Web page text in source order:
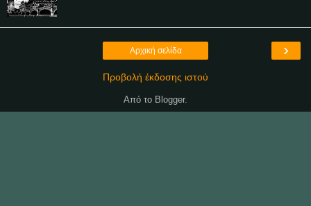
›
Αρχική σελίδα
Προβολή έκδοσης ιστού
Από το Blogger.